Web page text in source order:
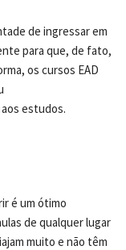
de ingressar em
para que, de fato,
os cursos EAD
estudos.
é um ótimo
de qualquer lugar
muito e não têm